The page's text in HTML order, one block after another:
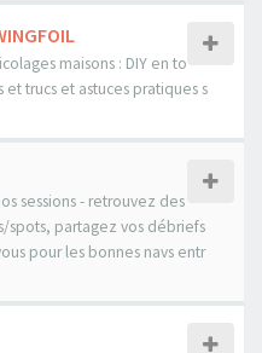
maisons : DIY en to
trucs et astuces pratiques s
sessions - retrouvez des
spots, partagez vos débriefs
pour les bonnes navs entr